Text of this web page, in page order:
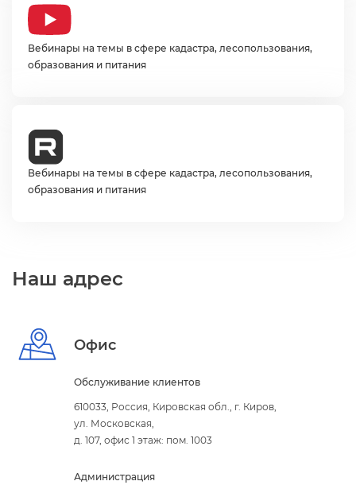
ебинары на темы в сфере кадастра, лесопользования,
образования и питания
ебинары на темы в сфере кадастра, лесопользования,
образования и питания
Наш адрес
Офис
Обслуживание клиенто
610033, Россия, Кировская обл., г. Киров,
ул. Московская,
д. 107, офис 1 этаж: пом. 1003
Администрация